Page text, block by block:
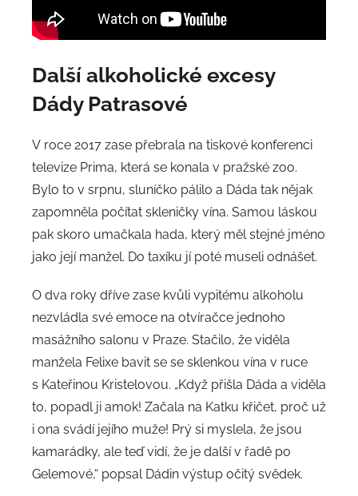
Další alkoholické excesy
Dády Patrasové
V roce 2017 zase přebrala na tiskové konferenci
televize Prima, která se konala v pražské zoo.
Bylo to v srpnu, sluníčko pálilo a Dáda tak nějak
zapomněla počítat skleničky vína. Samou láskou
pak skoro umačkala hada, který měl stejné jméno
jako její manžel. Do taxíku jí poté museli odnášet.
O dva roky dříve zase kvůli vypitému alkoholu
nezvládla své emoce na otvíračce jednoho
masážního salonu v Praze. Stačilo, že viděla
manžela Felixe bavit se se sklenkou vína v ruce
s Kateřinou Kristelovou. „Když přišla Dáda a viděla
to, popadl ji amok! Začala na Katku křičet, proč už
i ona svádí jejího muže! Prý si myslela, že jsou
kamarádky, ale teď vidí, že je další v řadě po
Gelemové,“ popsal Dádin výstup očitý svědek.